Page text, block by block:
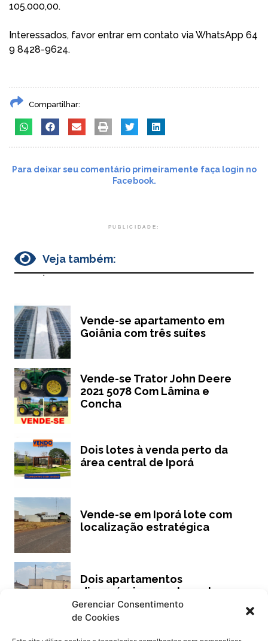
Gerenciar Consentimento
de Cookies
105.000,00.
Interessados, favor entrar em contato via WhatsApp 64
9 8428-9624.
Compartilhar:
Para deixar seu comentário primeiramente faça login no
Facebook.
PUBLICIDADE:
Veja também:
.
Vende-se apartamento em
Goiânia com três suítes
Vende-se Trator John Deere
2021 5078 Com Lâmina e
Concha
Dois lotes à venda perto da
área central de Iporá
Vende-se em Iporá lote com
localização estratégica
Dois apartamentos
disponíveis para aluguel